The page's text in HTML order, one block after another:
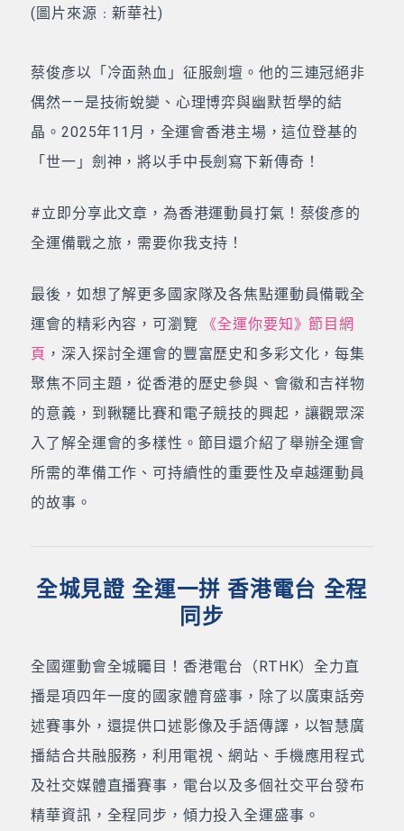
(圖片來源﹕新華社)
蔡俊彥以「冷面熱血」征服劍壇。他的三連冠絕非
偶然——是技術蛻變、心理博弈與幽默哲學的結
晶。2025年11月，全運會香港主場，這位登基的
「世一」劍神，將以手中長劍寫下新傳奇！
#立即分享此文章，為香港運動員打氣！蔡俊彥的
全運備戰之旅，需要你我支持！
最後，如想了解更多國家隊及各焦點運動員備戰全
運會的精彩內容，可瀏覽 《全運你要知》節目網
頁 ，深入探討全運會的豐富歷史和多彩文化，每集
聚焦不同主題，從香港的歷史參與、會徽和吉祥物
的意義，到鞦韆比賽和電子競技的興起，讓觀眾深
入了解全運會的多樣性。節目還介紹了舉辦全運會
所需的準備工作、可持續性的重要性及卓越運動員
的故事。
全城見證 全運一拼 香港電台 全程
同步
全國運動會全城矚目！香港電台（RTHK）全力直
播是項四年一度的國家體育盛事，除了以廣東話旁
述賽事外，還提供口述影像及手語傳譯，以智慧廣
播結合共融服務，利用電視、網站、手機應用程式
及社交媒體直播賽事，電台以及多個社交平台發布
精華資訊，全程同步，傾力投入全運盛事。